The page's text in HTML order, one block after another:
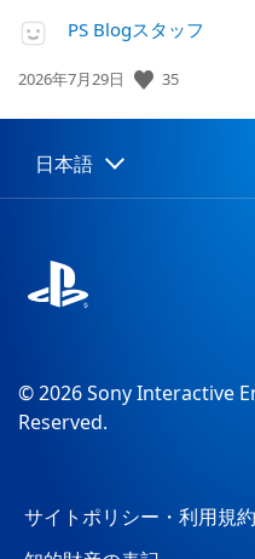
PS Blogスタッフ
公
日:
2026年7月29日 35
Select
a
Current
region:
日本語
© 2026 Sony Interactive
Reserved.
サイトポリシー・利用規約